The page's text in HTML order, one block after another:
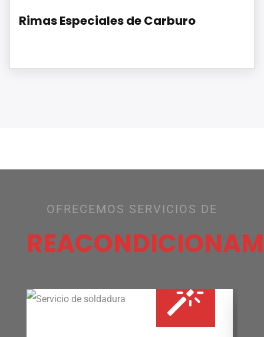
Rimas Especiales de Carburo
OFRECEMOS SERVICIOS DE